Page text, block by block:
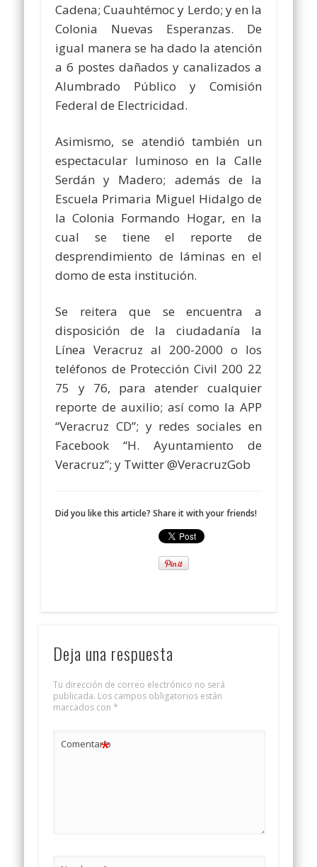
Cadena; Cuauhtémoc y Lerdo; y en la
Colonia Nuevas Esperanzas. De
igual manera se ha dado la atención
a 6 postes dañados y canalizados a
Alumbrado Público y Comisión
Federal de Electricidad.
Asimismo, se atendió también un
espectacular luminoso en la Calle
Serdán y Madero; además de la
Escuela Primaria Miguel Hidalgo de
la Colonia Formando Hogar, en la
cual se tiene el reporte de
desprendimiento de láminas en el
domo de esta institución.
Se reitera que se encuentra a
disposición de la ciudadanía la
Línea Veracruz al 200-2000 o los
teléfonos de Protección Civil 200 22
75 y 76, para atender cualquier
reporte de auxilio; así como la APP
“Veracruz CD”; y redes sociales en
Facebook “H. Ayuntamiento de
Veracruz”; y Twitter @VeracruzGob
Did you like this article? Share it with your friends!
Deja una respuesta
Tu dirección de correo electrónico no será
publicada. Los campos obligatorios están
marcados con *
Comentario
*